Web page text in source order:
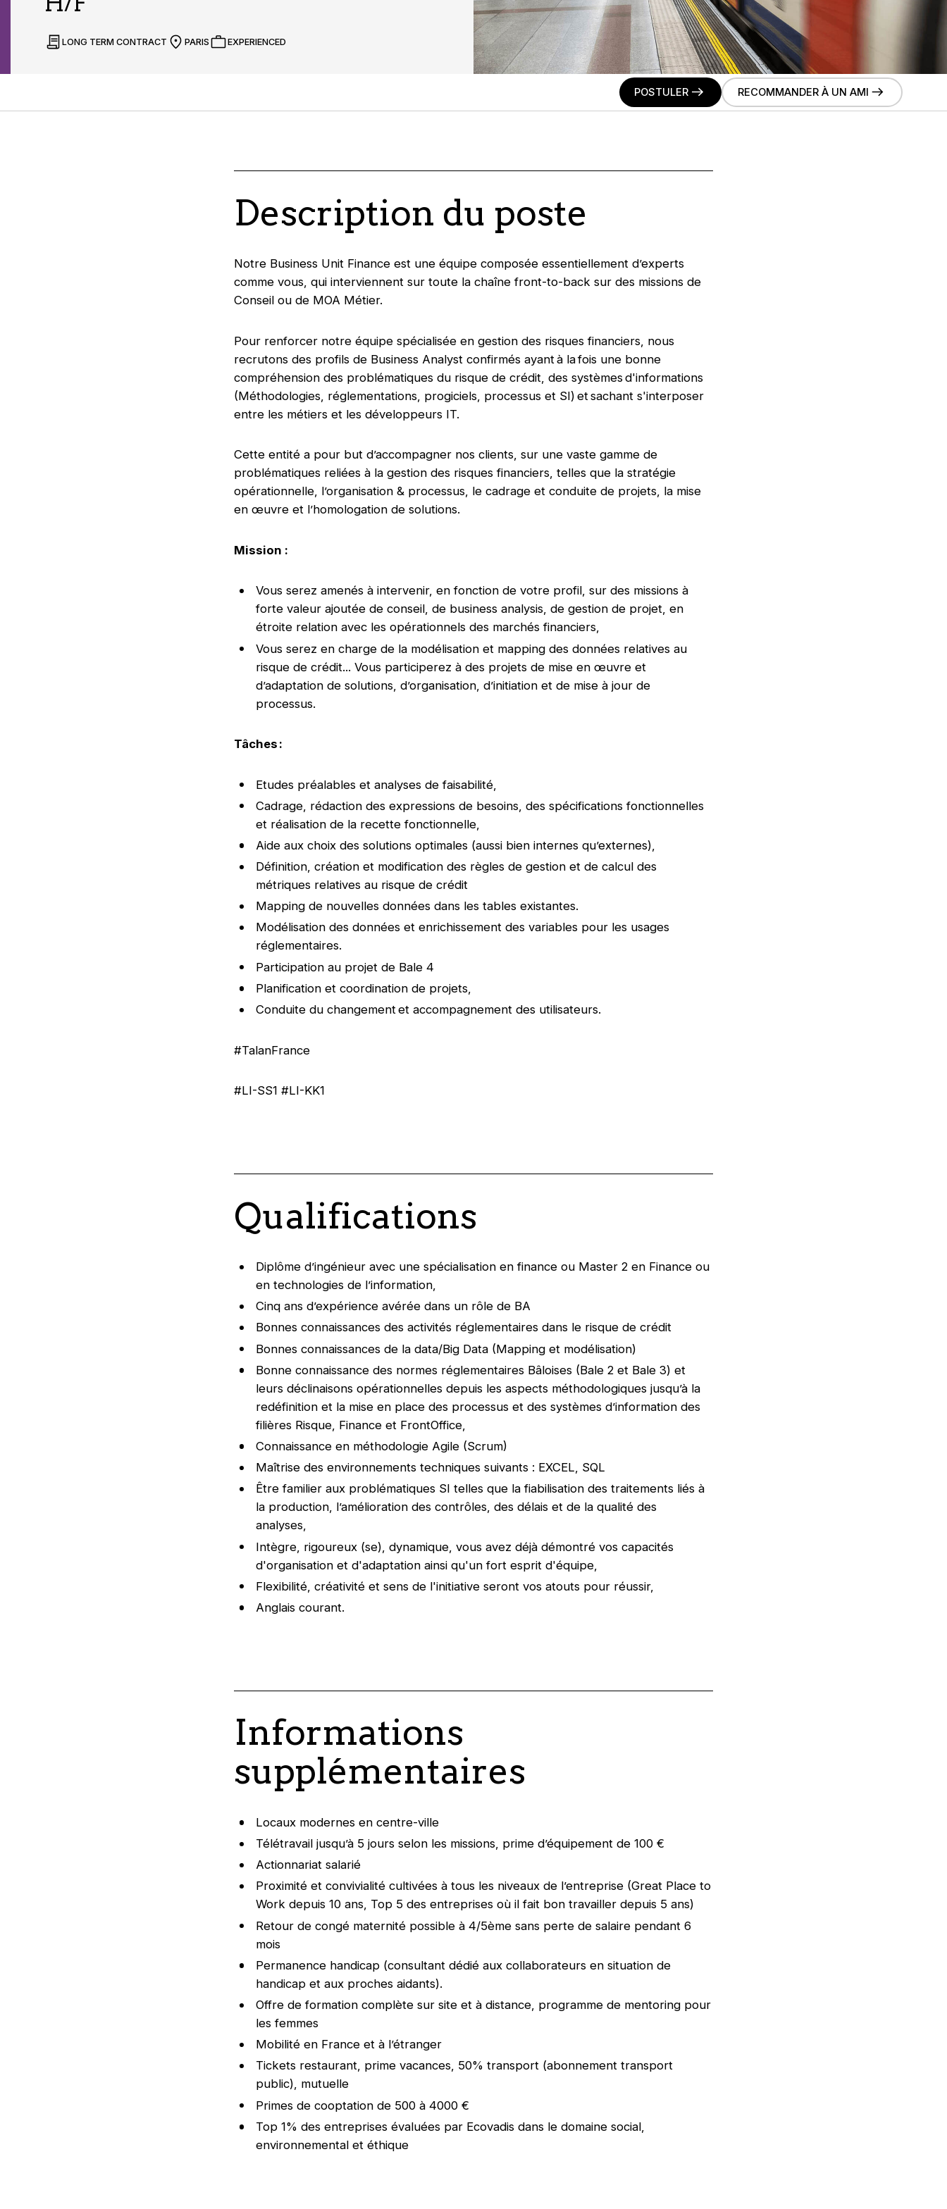
LONG TERM CONTRACT PARIS EXPERIENCED
POSTULER RECOMMANDER À UN AMI
Description du poste
Notre Business Unit Finance est une équipe composée essentiellement d’experts
comme vous, qui interviennent sur toute la chaîne front-to-back sur des missions de
Conseil ou de MOA Métier.
Pour renforcer notre équipe spécialisée en gestion des risques financiers, nous
recrutons des profils de Business Analyst confirmés ayant à la fois une bonne
compréhension des problématiques du risque de crédit, des systèmes d'informations
(Méthodologies, réglementations, progiciels, processus et SI) et sachant s'interposer
entre les métiers et les développeurs IT.
Cette entité a pour but d’accompagner nos clients, sur une vaste gamme de
problématiques reliées à la gestion des risques financiers, telles que la stratégie
opérationnelle, l’organisation & processus, le cadrage et conduite de projets, la mise
en œuvre et l’homologation de solutions.
Mission :
Vous serez amenés à intervenir, en fonction de votre profil, sur des missions à
forte valeur ajoutée de conseil, de business analysis, de gestion de projet, en
étroite relation avec les opérationnels des marchés financiers,
Vous serez en charge de la modélisation et mapping des données relatives au
risque de crédit... Vous participerez à des projets de mise en œuvre et
d’adaptation de solutions, d’organisation, d’initiation et de mise à jour de
processus.
Tâches :
Etudes préalables et analyses de faisabilité,
Cadrage, rédaction des expressions de besoins, des spécifications fonctionnelles
et réalisation de la recette fonctionnelle,
Aide aux choix des solutions optimales (aussi bien internes qu’externes),
Définition, création et modification des règles de gestion et de calcul des
métriques relatives au risque de crédit
Mapping de nouvelles données dans les tables existantes.
Modélisation des données et enrichissement des variables pour les usages
réglementaires.
Participation au projet de Bale 4
Planification et coordination de projets,
Conduite du changement et accompagnement des utilisateurs.
#TalanFrance
#LI-SS1 #LI-KK1
Qualifications
Diplôme d’ingénieur avec une spécialisation en finance ou Master 2 en Finance ou
en technologies de l’information,
Cinq ans d’expérience avérée dans un rôle de BA
Bonnes connaissances des activités réglementaires dans le risque de crédit
Bonnes connaissances de la data/Big Data (Mapping et modélisation)
Bonne connaissance des normes réglementaires Bâloises (Bale 2 et Bale 3) et
leurs déclinaisons opérationnelles depuis les aspects méthodologiques jusqu’à la
redéfinition et la mise en place des processus et des systèmes d’information des
filières Risque, Finance et FrontOffice,
Connaissance en méthodologie Agile (Scrum)
Maîtrise des environnements techniques suivants : EXCEL, SQL
Être familier aux problématiques SI telles que la fiabilisation des traitements liés à
la production, l’amélioration des contrôles, des délais et de la qualité des
analyses,
Intègre, rigoureux (se), dynamique, vous avez déjà démontré vos capacités
d'organisation et d'adaptation ainsi qu'un fort esprit d'équipe,
Flexibilité, créativité et sens de l'initiative seront vos atouts pour réussir,
Anglais courant.
Informations
supplémentaires
Locaux modernes en centre-ville
Télétravail jusqu’à 5 jours selon les missions, prime d’équipement de 100 €
Actionnariat salarié
Proximité et convivialité cultivées à tous les niveaux de l’entreprise (Great Place to
Work depuis 10 ans, Top 5 des entreprises où il fait bon travailler depuis 5 ans)
Retour de congé maternité possible à 4/5ème sans perte de salaire pendant 6
mois
Permanence handicap (consultant dédié aux collaborateurs en situation de
handicap et aux proches aidants).
Offre de formation complète sur site et à distance, programme de mentoring pour
les femmes
Mobilité en France et à l’étranger
Tickets restaurant, prime vacances, 50% transport (abonnement transport
public), mutuelle
Primes de cooptation de 500 à 4000 €
Top 1% des entreprises évaluées par Ecovadis dans le domaine social,
environnemental et éthique